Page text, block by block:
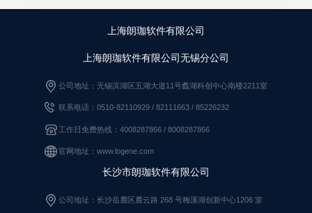
上海朗珈软件有限公司
上海朗珈软件有限公司无锡分公司
公司地址：无锡滨湖区五湖大道11号蠡湖科创中心南楼2211室
联系电话：0510-82110929 / 82111663 / 85226232
工作日免费热线：4008287866 / 8008287866
官网地址：www.logene.com
长沙市朗珈软件有限公司
公司地址：长沙岳麓区麓云路 268 号梅溪湖创新中心1206 室